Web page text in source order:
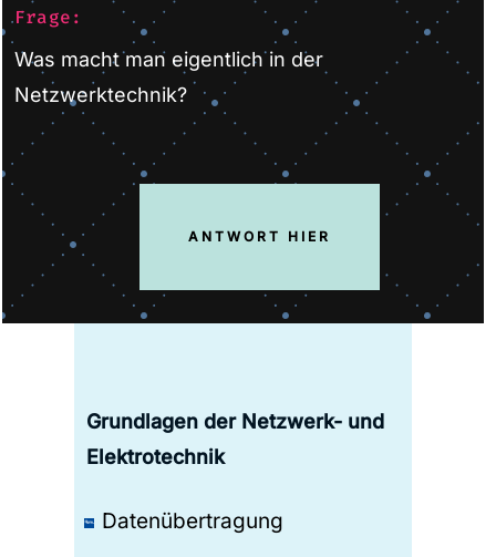
Frage:
Was macht man eigentlich in der
Netzwerktechnik?
ANTWORT HIER
Grundlagen der Netzwerk- und
Elektrotechnik
Datenübertragung